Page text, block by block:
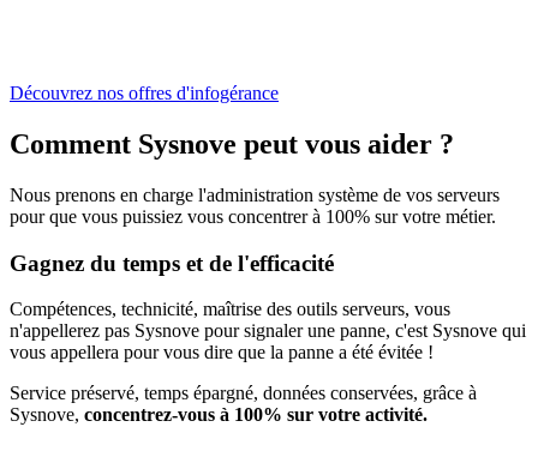
Découvrez nos offres d'infogérance
Comment Sysnove peut vous aider ?
Nous prenons en charge l'administration système de vos serveurs
pour que vous puissiez vous concentrer à 100% sur votre métier.
Gagnez du temps et de l'efficacité
Compétences, technicité, maîtrise des outils serveurs, vous
n'appellerez pas Sysnove pour signaler une panne, c'est Sysnove qui
vous appellera pour vous dire que la panne a été évitée !
Service préservé, temps épargné, données conservées, grâce à
Sysnove, concentrez-vous à 100% sur votre activité.